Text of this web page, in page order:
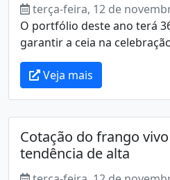
terça-feira, 12 de
O portfólio deste ano terá
garantir a ceia na
Veja mais
Cotação do frango
tendência de alta